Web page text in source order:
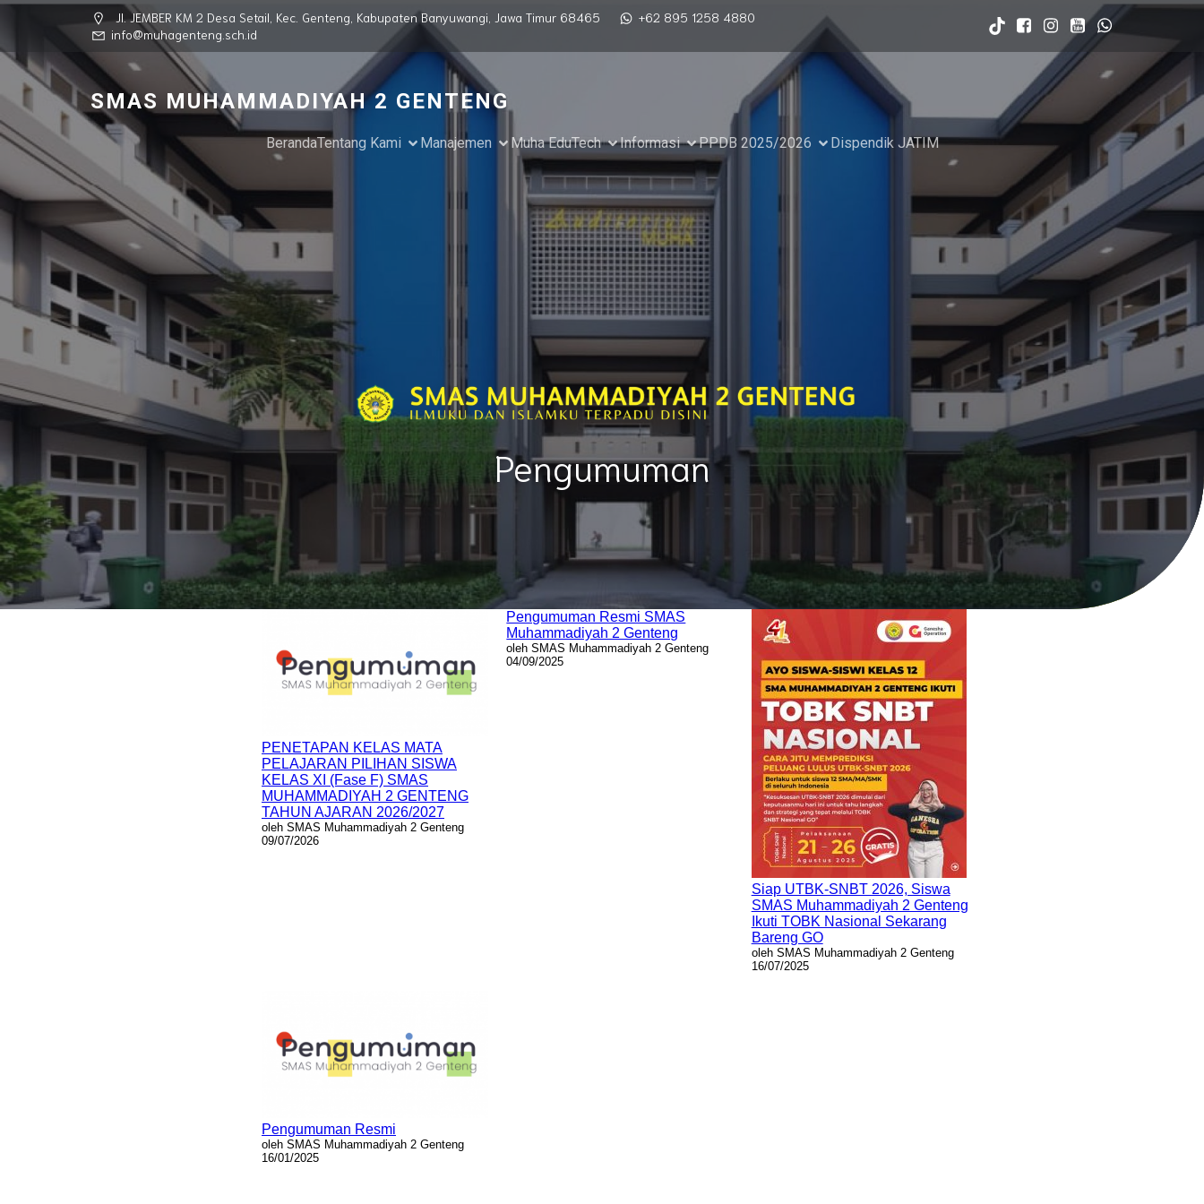
Jl. JEMBER KM 2 Desa Setail, Kec. Genteng, Kabupaten Banyuwangi, Jawa Timur 68465
+62 895 1258 4880
info@muhagenteng.sch.id
SMAS MUHAMMADIYAH 2 GENTENG
BerandaTentang Kami Manajemen Muha EduTech Informasi PPDB 2025/2026 Dispendik JATIM
Pengumuman
PENETAPAN KELAS MATA
PELAJARAN PILIHAN SISWA
KELAS XI (Fase F) SMAS
MUHAMMADIYAH 2 GENTENG
TAHUN AJARAN 2026/2027
oleh SMAS Muhammadiyah 2 Genteng
09/07/2026
Pengumuman Resmi SMAS
Muhammadiyah 2 Genteng
oleh SMAS Muhammadiyah 2 Genteng
04/09/2025
Siap UTBK-SNBT 2026, Siswa
SMAS Muhammadiyah 2 Genteng
Ikuti TOBK Nasional Sekarang
Bareng GO
oleh SMAS Muhammadiyah 2 Genteng
16/07/2025
Pengumuman Resmi
oleh SMAS Muhammadiyah 2 Genteng
16/01/2025